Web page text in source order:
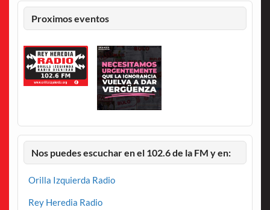
Proximos eventos
Nos puedes escuchar en el 102.6 de la FM y en:
Orilla Izquierda Radio
Rey Heredia Radio